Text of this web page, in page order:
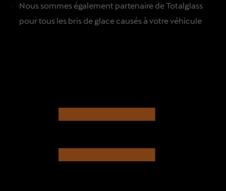
Nous sommes également partenaire de Totalglass
pour tous les bris de glace causés à votre véhicule